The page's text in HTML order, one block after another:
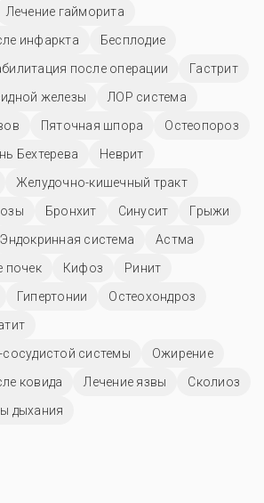
Лечение гайморита
инфаркта
Бесплодие
после операции
Гастрит
железы
ЛОР система
Пяточная шпора
Остеопороз
Бехтерева
Неврит
Желудочно-кишечный тракт
Бронхит Синусит
Грыжи
Эндокринная система
Астма
почек Кифоз
Ринит
Гипертонии
Остеохондроз
сосудистой системы
Ожирение
ковида
Лечение язвы
Сколиоз
дыхания